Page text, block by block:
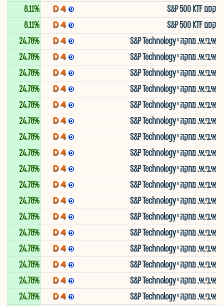
קסם S&P 500 KTF
8.11%
קסם S&P 500 KTF
8.11%
אי.בי.אי. מחקה י S&P Technology
24.78%
אי.בי.אי. מחקה י S&P Technology
24.78%
אי.בי.אי. מחקה י S&P Technology
24.78%
אי.בי.אי. מחקה י S&P Technology
24.78%
אי.בי.אי. מחקה י S&P Technology
24.78%
אי.בי.אי. מחקה י S&P Technology
24.78%
אי.בי.אי. מחקה י S&P Technology
24.78%
אי.בי.אי. מחקה י S&P Technology
24.78%
אי.בי.אי. מחקה י S&P Technology
24.78%
אי.בי.אי. מחקה י S&P Technology
24.78%
אי.בי.אי. מחקה י S&P Technology
24.78%
אי.בי.אי. מחקה י S&P Technology
24.78%
אי.בי.אי. מחקה י S&P Technology
24.78%
אי.בי.אי. מחקה י S&P Technology
24.78%
אי.בי.אי. מחקה י S&P Technology
24.78%
אי.בי.אי. מחקה י S&P Technology
24.78%
אי.בי.אי. מחקה י S&P Technology
24.78%